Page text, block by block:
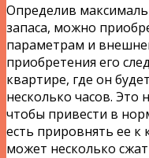
Определив
запаса, можно
параметрам и
приобретения его
квартире, где он
несколько часов. Это
чтобы привести в
есть прировнять ее
может несколько